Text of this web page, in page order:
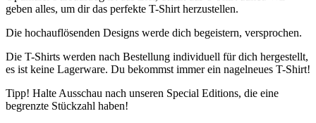
geben alles, um dir das perfekte T-Shirt herzustellen.
Die hochauflösenden Designs werde dich begeistern, versprochen.
Die T-Shirts werden nach Bestellung individuell für dich hergestellt,
es ist keine Lagerware. Du bekommst immer ein nagelneues T-Shirt!
Tipp! Halte Ausschau nach unseren Special Editions, die eine
begrenzte Stückzahl haben!